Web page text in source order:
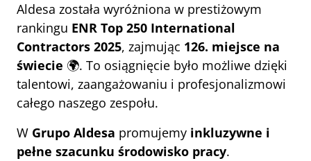
Aldesa została wyróżniona w prestiżowym
rankingu ENR Top 250 International
Contractors 2025, zajmując 126. miejsce na
świecie 🌍. To osiągnięcie było możliwe dzięki
talentowi, zaangażowaniu i profesjonalizmowi
całego naszego zespołu.
W Grupo Aldesa promujemy inkluzywne i
pełne szacunku środowisko pracy.